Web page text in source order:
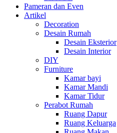
Pameran dan Even
Artikel
Decoration
Desain Rumah
Desain Eksterior
Desain Interior
DIY
Furniture
Kamar bayi
Kamar Mandi
Kamar Tidur
Perabot Rumah
Ruang Dapur
Ruang Keluarga